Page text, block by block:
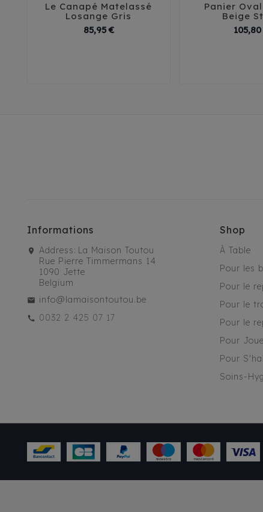
  
Le Canapé Matelassé
Losange Gris
85,95 €Prix
 
Panier
Beige
Informations
Address: La Maison Toutou
Rue Pierre Timmermans 14
1090 Jette
Belgium
info@lamaisontoutou.be
0032 2 425 07 17
Shop
À Table
Pour les
Pour le
Pour le
Pour le
Pour
Pour
Soins-